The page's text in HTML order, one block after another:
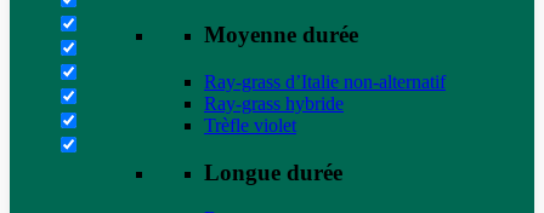
Moyenne durée
Ray-grass d’Italie non-alternatif
Ray-grass hybride
Trèfle violet
Longue durée